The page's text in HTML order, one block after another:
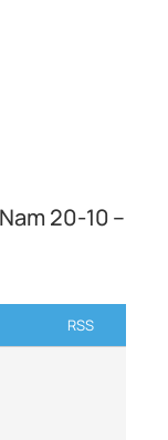
20-10 –
RSS